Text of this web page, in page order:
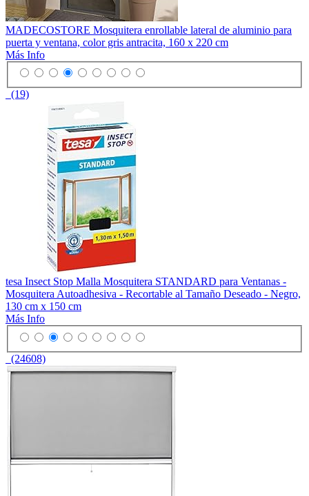
MADECOSTORE Mosquitera enrollable lateral de aluminio para
puerta y ventana, color gris antracita, 160 x 220 cm
Más Info
(19)
tesa Insect Stop Malla Mosquitera STANDARD para Ventanas -
Mosquitera Autoadhesiva - Recortable al Tamaño Deseado - Negro,
130 cm x 150 cm
Más Info
(24608)